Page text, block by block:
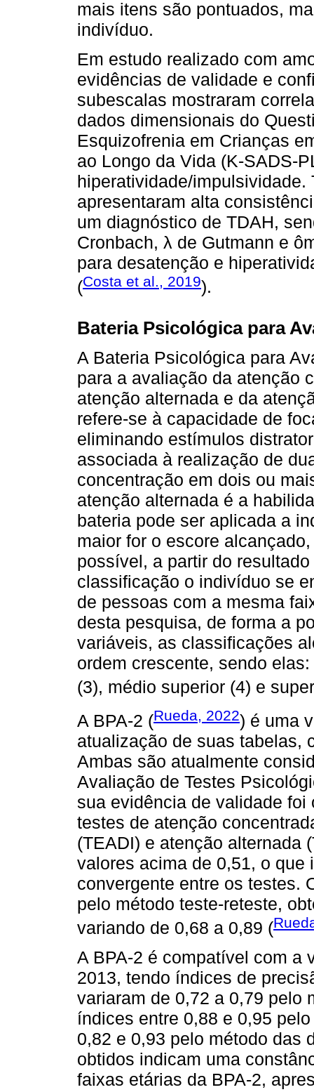
mais itens são pontuados,
indivíduo.
Em estudo realizado com
evidências de validade e
subescalas mostraram
dados dimensionais do
Esquizofrenia em Crianças
ao Longo da Vida (K-SADS-
hiperatividade/
apresentaram alta
um diagnóstico de TDAH,
Cronbach, λ de Gutmann e
para desatenção e
(Costa et al., 2019).
Bateria Psicológica para
A Bateria Psicológica para
para a avaliação da atenção
atenção alternada e da
refere-se à capacidade de
eliminando estímulos
associada à realização de
concentração em dois ou
atenção alternada é a
bateria pode ser aplicada a
maior for o escore
possível, a partir do
classificação o indivíduo se
de pessoas com a mesma
desta pesquisa, de forma a
variáveis, as classificações
ordem crescente, sendo
(3), médio superior (4) e
A BPA-2 (Rueda, 2022) é uma
atualização de suas tabelas,
Ambas são atualmente
Avaliação de Testes
sua evidência de validade
testes de atenção
(TEADI) e atenção alternada
valores acima de 0,51, o
convergente entre os testes.
pelo método teste-reteste,
variando de 0,68 a 0,89 (
A BPA-2 é compatível com a
2013, tendo índices de
variaram de 0,72 a 0,79 pelo
índices entre 0,88 e 0,95
0,82 e 0,93 pelo método das
obtidos indicam uma
faixas etárias da BPA-2,